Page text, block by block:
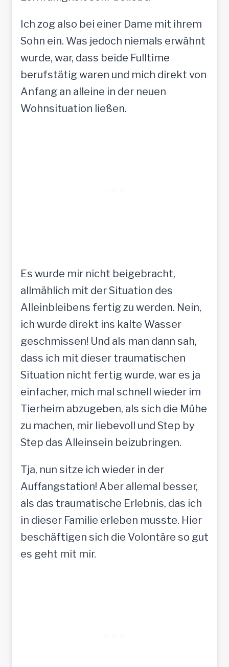
Ich zog also bei einer Dame mit ihrem
Sohn ein. Was jedoch niemals erwähnt
wurde, war, dass beide Fulltime
berufstätig waren und mich direkt von
Anfang an alleine in der neuen
Wohnsituation ließen.
Es wurde mir nicht beigebracht,
allmählich mit der Situation des
Alleinbleibens fertig zu werden. Nein,
ich wurde direkt ins kalte Wasser
geschmissen! Und als man dann sah,
dass ich mit dieser traumatischen
Situation nicht fertig wurde, war es ja
einfacher, mich mal schnell wieder im
Tierheim abzugeben, als sich die Mühe
zu machen, mir liebevoll und Step by
Step das Alleinsein beizubringen.
Tja, nun sitze ich wieder in der
Auffangstation! Aber allemal besser,
als das traumatische Erlebnis, das ich
in dieser Familie erleben musste. Hier
beschäftigen sich die Volontäre so gut
es geht mit mir.